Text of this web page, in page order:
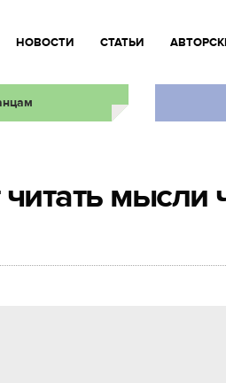
НОВОСТИ СТАТЬИ
мысли